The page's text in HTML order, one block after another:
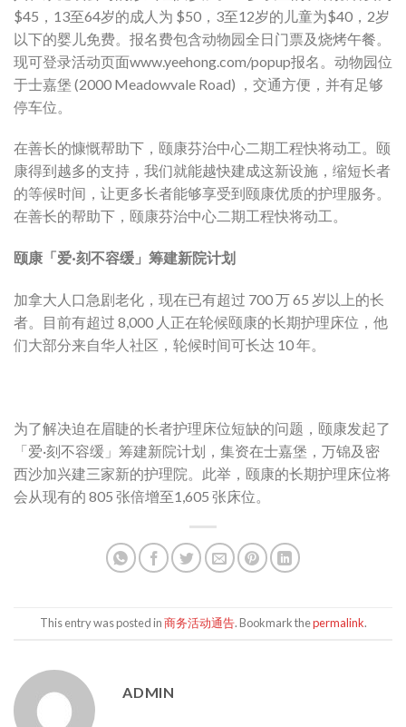
$45，13至64岁的成人为 $50，3至12岁的儿童为$40，2岁
以下的婴儿免费。报名费包含动物园全日门票及烧烤午餐。
现可登录活动页面www.yeehong.com/popup报名。动物园位
于士嘉堡 (2000 Meadowvale Road) ，交通方便，并有足够
停车位。
在善长的慷慨帮助下，颐康芬治中心二期工程快将动工。颐
康得到越多的支持，我们就能越快建成这新设施，缩短长者
的等候时间，让更多长者能够享受到颐康优质的护理服务。
在善长的帮助下，颐康芬治中心二期工程快将动工。
颐康「爱·刻不容缓」筹建新院计划
加拿大人口急剧老化，现在已有超过 700 万 65 岁以上的长
者。目前有超过 8,000 人正在轮候颐康的长期护理床位，他
们大部分来自华人社区，轮候时间可长达 10 年。
为了解决迫在眉睫的长者护理床位短缺的问题，颐康发起了
「爱·刻不容缓」筹建新院计划，集资在士嘉堡，万锦及密
西沙加兴建三家新的护理院。此举，颐康的长期护理床位将
会从现有的 805 张倍增至1,605 张床位。
This entry was posted in商务活动通告. Bookmark thepermalink.
ADMIN